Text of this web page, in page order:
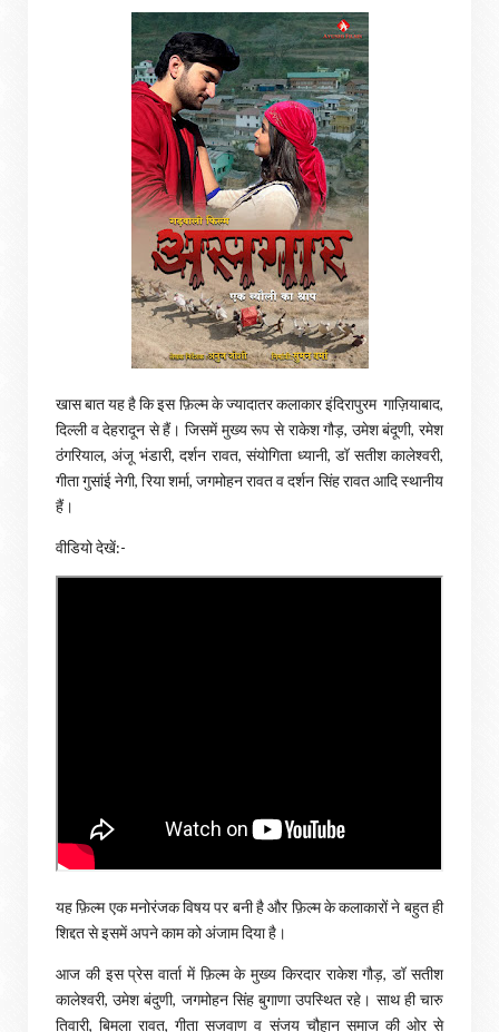
खास बात यह है कि इस फ़िल्म के ज्यादातर कलाकार इंदिरापुरम गाज़ियाबाद,
दिल्ली व देहरादून से हैं। जिसमें मुख्य रूप से राकेश गौड़, उमेश बंदूणी, रमेश
ठंगरियाल, अंजू भंडारी, दर्शन रावत, संयोगिता ध्यानी, डॉ सतीश कालेश्वरी,
गीता गुसांई नेगी, रिया शर्मा, जगमोहन रावत व दर्शन सिंह रावत आदि स्थानीय
हैं।
वीडियो देखें:-
यह फ़िल्म एक मनोरंजक विषय पर बनी है और फ़िल्म के कलाकारों ने बहुत ही
शिद्दत से इसमें अपने काम को अंजाम दिया है।
आज की इस प्रेस वार्ता में फ़िल्म के मुख्य किरदार राकेश गौड़, डॉ सतीश
कालेश्वरी, उमेश बंदुणी, जगमोहन सिंह बुगाणा उपस्थित रहे। साथ ही चारु
तिवारी, बिमला रावत, गीता सजवाण व संजय चौहान समाज की ओर से